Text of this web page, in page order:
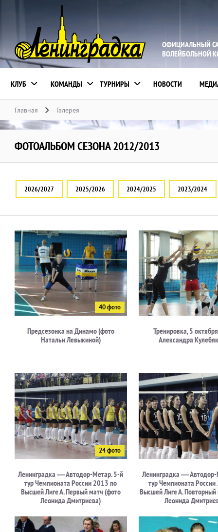
ОФИЦИАЛЬНЫЙ
ВОЛЕЙБОЛЬНОЙ
КЛУБ КОМАНДЫ ТУРНИРЫ НОВОСТИ
Главная Галерея
ФОТОАЛЬБОМ СЕЗОНА 2012/2013
2026/2027 2025/2026 2024/2025 2023/2024
Предсезонка на Динамо (фото
Натальи Левыкиной)
Тренировка, 5
Александра
Ленинградка — Автодор-Метар. 5-й
тур Чемпионата России 2013 по
Высшей Лиге А. Первый матч (фото
Леонида Дмитриева)
Ленинградка —
тур Чемпионата
Высшей Лиге А.
Леонида